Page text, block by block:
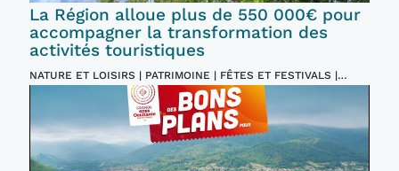
La Région alloue plus de 550 000€ pour
accompagner la transformation des
activités touristiques
NATURE ET LOISIRS | PATRIMOINE | FÊTES ET FESTIVALS |
INCONTOURNABLES